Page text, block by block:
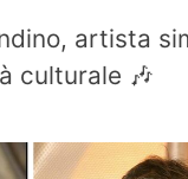
artista
culturale 🎶